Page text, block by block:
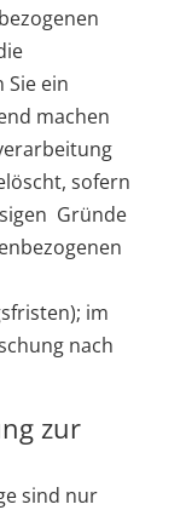
ein
machen
sofern
Gründe
im
nach
zur
sind nur